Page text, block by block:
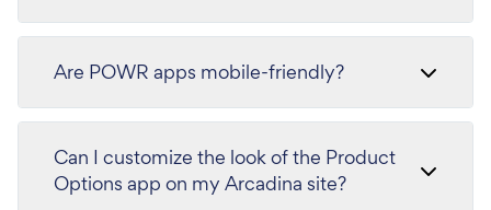
Are POWR apps mobile-friendly?
Can I customize the look of the Product
Options app on my Arcadina site?